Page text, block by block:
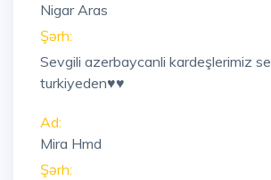
Nigar Aras
Şərh:
Sevgili azerbaycanli kardeşlerimiz
turkiyeden♥️♥️
Ad:
Mira Hmd
Şərh: